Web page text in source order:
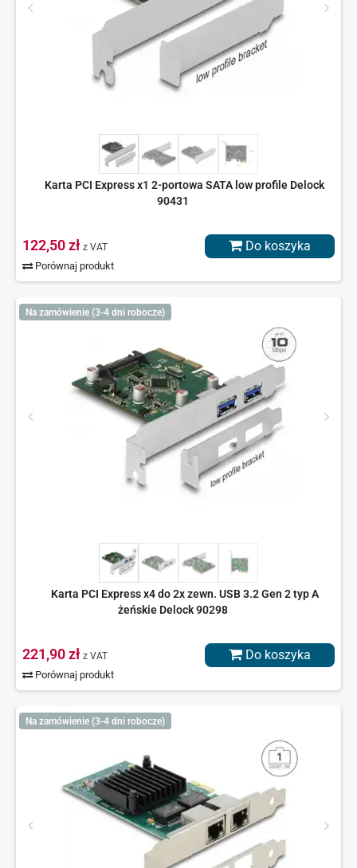
Karta PCI Express x1 2-portowa SATA low profile Delock
90431
122,50 zł z VAT
Porównaj produkt
Do koszyka
Na zamówienie (3-4 dni robocze)
Karta PCI Express x4 do 2x zewn. USB 3.2 Gen 2 typ A
żeńskie Delock 90298
221,90 zł z VAT
Porównaj produkt
Do koszyka
Na zamówienie (3-4 dni robocze)